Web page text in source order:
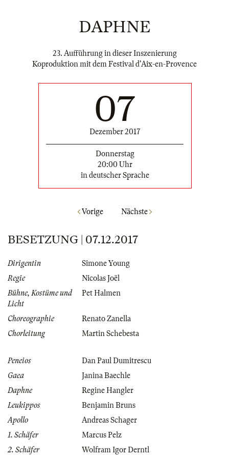
DAPHNE
23. Aufführung in dieser Inszenierung
Koproduktion mit dem Festival d'Aix-en-Provence
07
Dezember 2017
Donnerstag
20:00 Uhr
in deutscher Sprache
Vorige Nächste
BESETZUNG | 07.12.2017
Dirigentin
Simone Young
Regie
Nicolas Joël
Bühne, Kostüme und
Licht
Pet Halmen
Choreographie
Renato Zanella
Chorleitung
Martin Schebesta
Peneios
Dan Paul Dumitrescu
Gaea
Janina Baechle
Daphne
Regine Hangler
Leukippos
Benjamin Bruns
Apollo
Andreas Schager
1. Schäfer
Marcus Pelz
2. Schäfer
Wolfram Igor Derntl